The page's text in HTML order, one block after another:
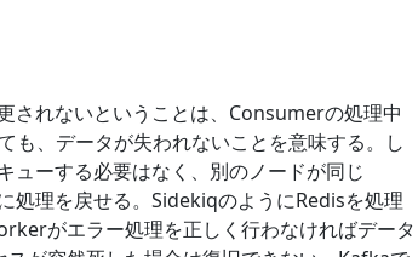
されないということは、Consumerの処理中
も、データが失われないことを意味する。し
ーする必要はなく、別のノードが同じ
処理を戻せる。SidekiqのようにRedisを処理
がエラー処理を正しく行わなければデータ